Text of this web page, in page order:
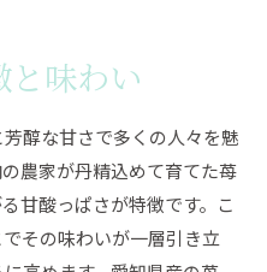
味わい
醇な甘さで多くの人々を魅
農家が丹精込めて育てた苺
甘酸っぱさが特徴です。こ
その味わいが一層引き立